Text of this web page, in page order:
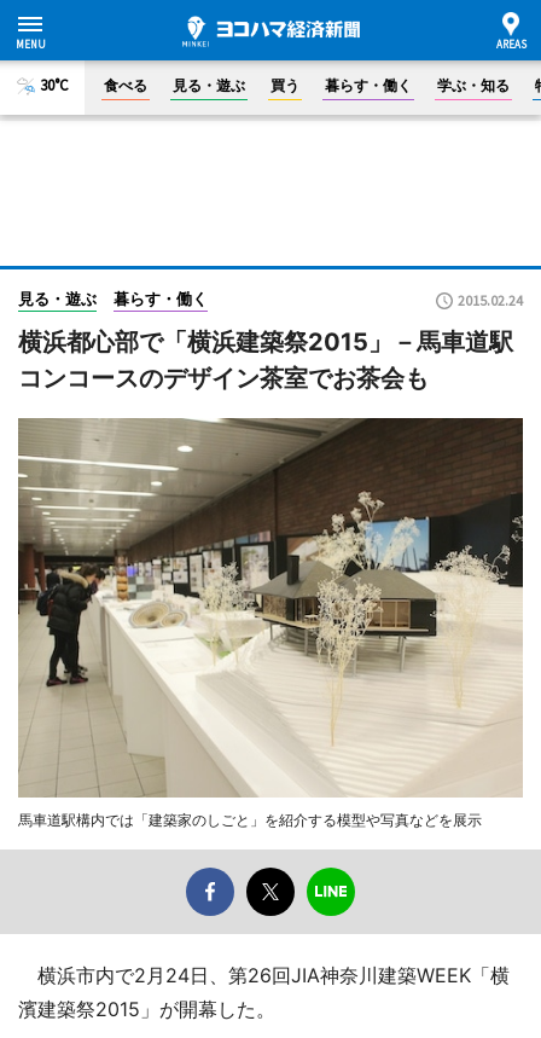
30°C 食べる 見る・遊ぶ 買う 暮らす・働く 学ぶ・知る
見る・遊ぶ 暮らす・働く 2015.02.24
横浜都心部で「横浜建築祭2015」－馬車道駅
コンコースのデザイン茶室でお茶会も
馬車道駅構内では「建築家のしごと」を紹介する模型や写真などを展示
横浜市内で2月24日、第26回JIA神奈川建築WEEK「横
濱建築祭2015」が開幕した。